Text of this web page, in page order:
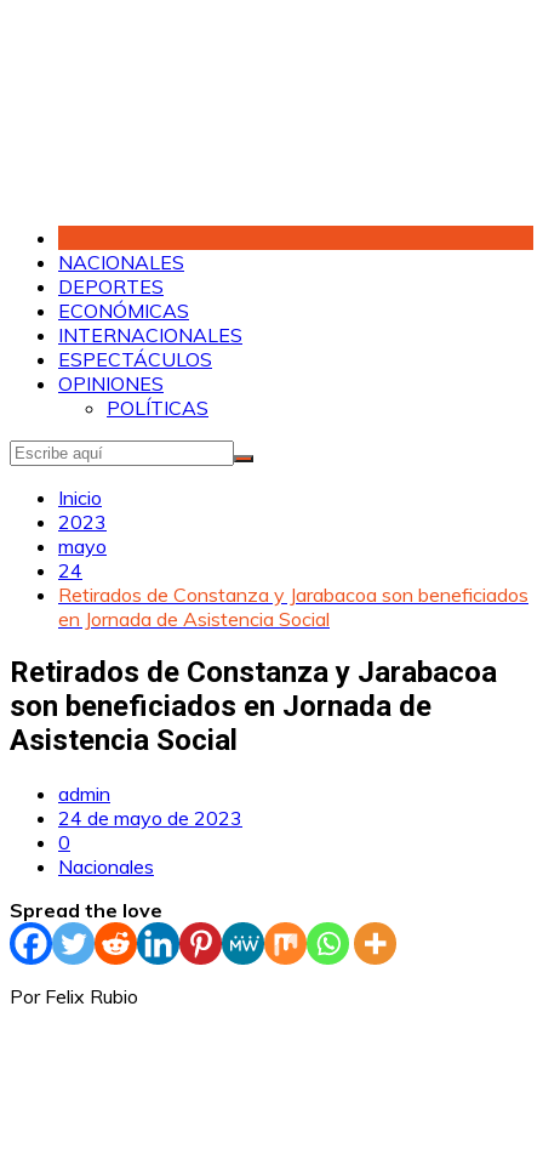
NACIONALES
DEPORTES
ECONÓMICAS
INTERNACIONALES
ESPECTÁCULOS
OPINIONES
POLÍTICAS
Inicio
2023
mayo
24
Retirados de Constanza y Jarabacoa son beneficiados
en Jornada de Asistencia Social
Retirados de Constanza y Jarabacoa
son beneficiados en Jornada de
Asistencia Social
admin
24 de mayo de 2023
0
Nacionales
Spread the love
Por Felix Rubio